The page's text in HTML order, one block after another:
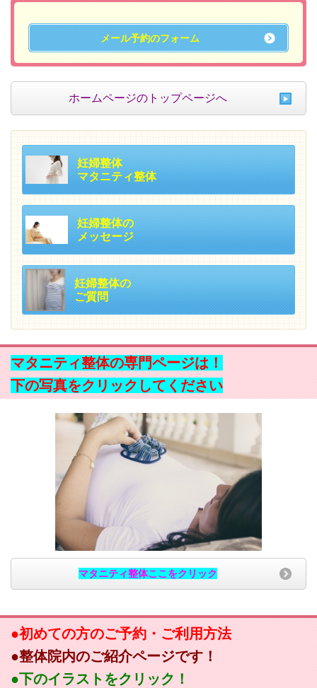
メール予約のフォーム
ホームページのトップページへ
妊婦整体
マタニティ整体
妊婦整体の
メッセージ
妊婦整体の
ご質問
マタニティ整体の専門ページは！
下の写真をクリックしてください
マタニティ整体ここをクリック
●初めての方のご予約・ご利用方法
●整体院内のご紹介ページです！
●下のイラストをクリック！